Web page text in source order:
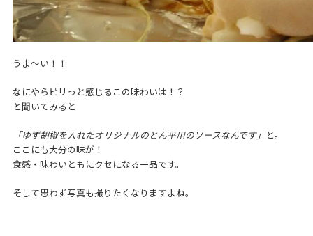
うま～い！！
なにやらピリっと感じるこの味わいは！？
と聞いてみると
「ゆず胡椒を入れたオリジナルのとん平用のソースなんです」 と。
ここにも大分の味が！
食感・味わいともにクセになる一品です。
そして思わず写真も撮りたくなりますよね。